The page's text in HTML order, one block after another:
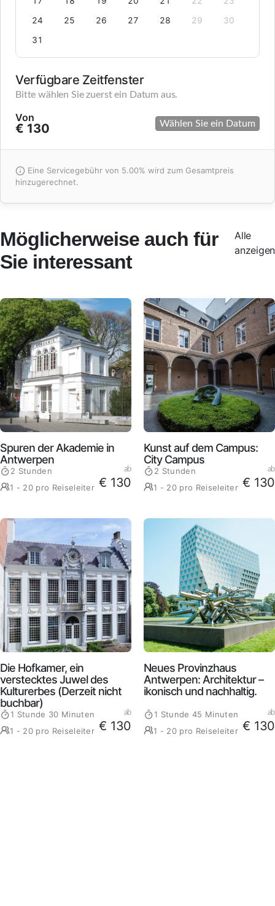
24
25 26 27 28 29
30
31
Verfügbare Zeitfenster
Bitte wählen Sie zuerst ein Datum aus.
Von
€ 130 Wählen Sie ein Datum
Eine Servicegebühr von 5.00% wird zum Gesamtpreis
hinzugerechnet.
Möglicherweise auch für
Sie interessant
Alle
anzeigen
Spuren der Akademie in
Antwerpen
2 Stunden
1 - 20 pro Reiseleiter
ab
€ 130
Kunst auf dem Campus:
City Campus
2 Stunden
1 - 20 pro Reiseleiter
ab
€ 130
Die Hofkamer, ein
verstecktes Juwel des
Kulturerbes (Derzeit nicht
buchbar)
1 Stunde 30 Minuten
1 - 20 pro Reiseleiter
ab
€ 130
Neues Provinzhaus
Antwerpen: Architektur –
ikonisch und nachhaltig.
1 Stunde 45 Minuten
1 - 20 pro Reiseleiter
ab
€ 130